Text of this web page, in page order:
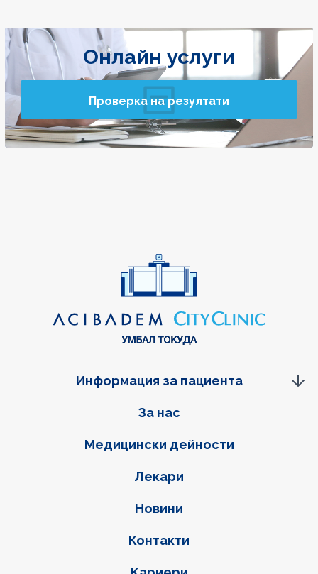
Онлайн услуги
Проверка на резултати
Фуутер навигация
За нас
Медицински дейности
Лекари
Новини
Контакти
Информация за пациента